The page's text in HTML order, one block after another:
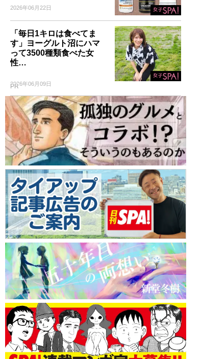
2026年06月22日
「毎日1キロは食べてま
す」ヨーグルト沼にハマ
って3500種類食べた女
性…
2026年06月09日
PR